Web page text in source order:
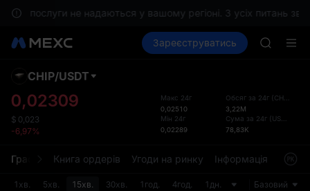
послуги не надаються у вашому регіоні. З усіх питань
Купити криптовалюту Ринки Спот
Зареєструватись
SKYAI
AAOI
SKYAI
у
CHIP/USDT
0,02309
$ 0,023
-6,97%
Макс 24г
0,02510
Мін 24г
0,02289
Обсяг за 24г (CHIP
3,22M
Сума за 24г (USDT
78,83K
Графік Книга ордерів Угоди на ринку Інформація
1хв. 5хв. 15хв. 30хв. 1год. 4год. 1дн. Базовий